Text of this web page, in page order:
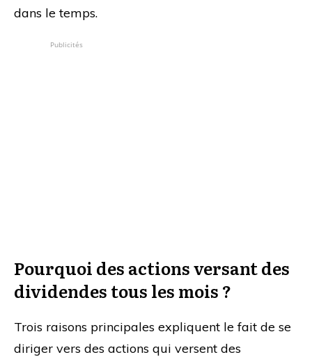
dans le temps.
Publicités
Pourquoi des actions versant des
dividendes tous les mois ?
Trois raisons principales expliquent le fait de se
diriger vers des actions qui versent des